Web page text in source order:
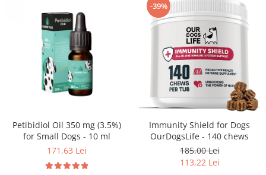
Petibidiol Oil 350 mg (3.5%)
for Small Dogs - 10 ml
171,63 Lei
-39%
Immunity Shield for Dogs
OurDogsLife - 140 chews
185,00 Lei
113,22 Lei